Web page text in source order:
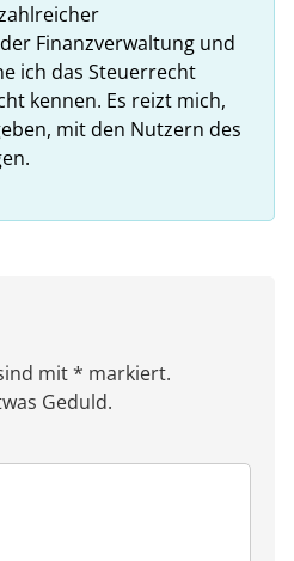
Finanzverwaltung und
ich das Steuerrecht
kennen. Es reizt mich,
mit den Nutzern des
mit * markiert.
Geduld.